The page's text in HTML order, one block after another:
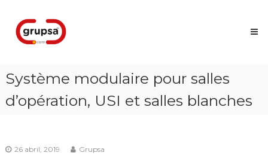
content
Accesos
que
conectan
Système modulaire pour salles
d’opération, USI et salles blanches
26 abril, 2019 Grupsa